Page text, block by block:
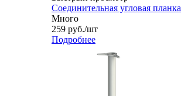
Соединительная угловая планка
Много
259 руб./шт
Подробнее